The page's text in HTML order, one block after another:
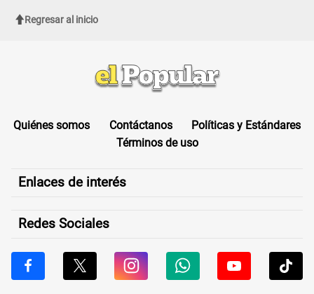
Regresar al inicio
Quiénes somos Contáctanos
Políticas y Estándares
Términos de uso
Enlaces de interés
Redes Sociales